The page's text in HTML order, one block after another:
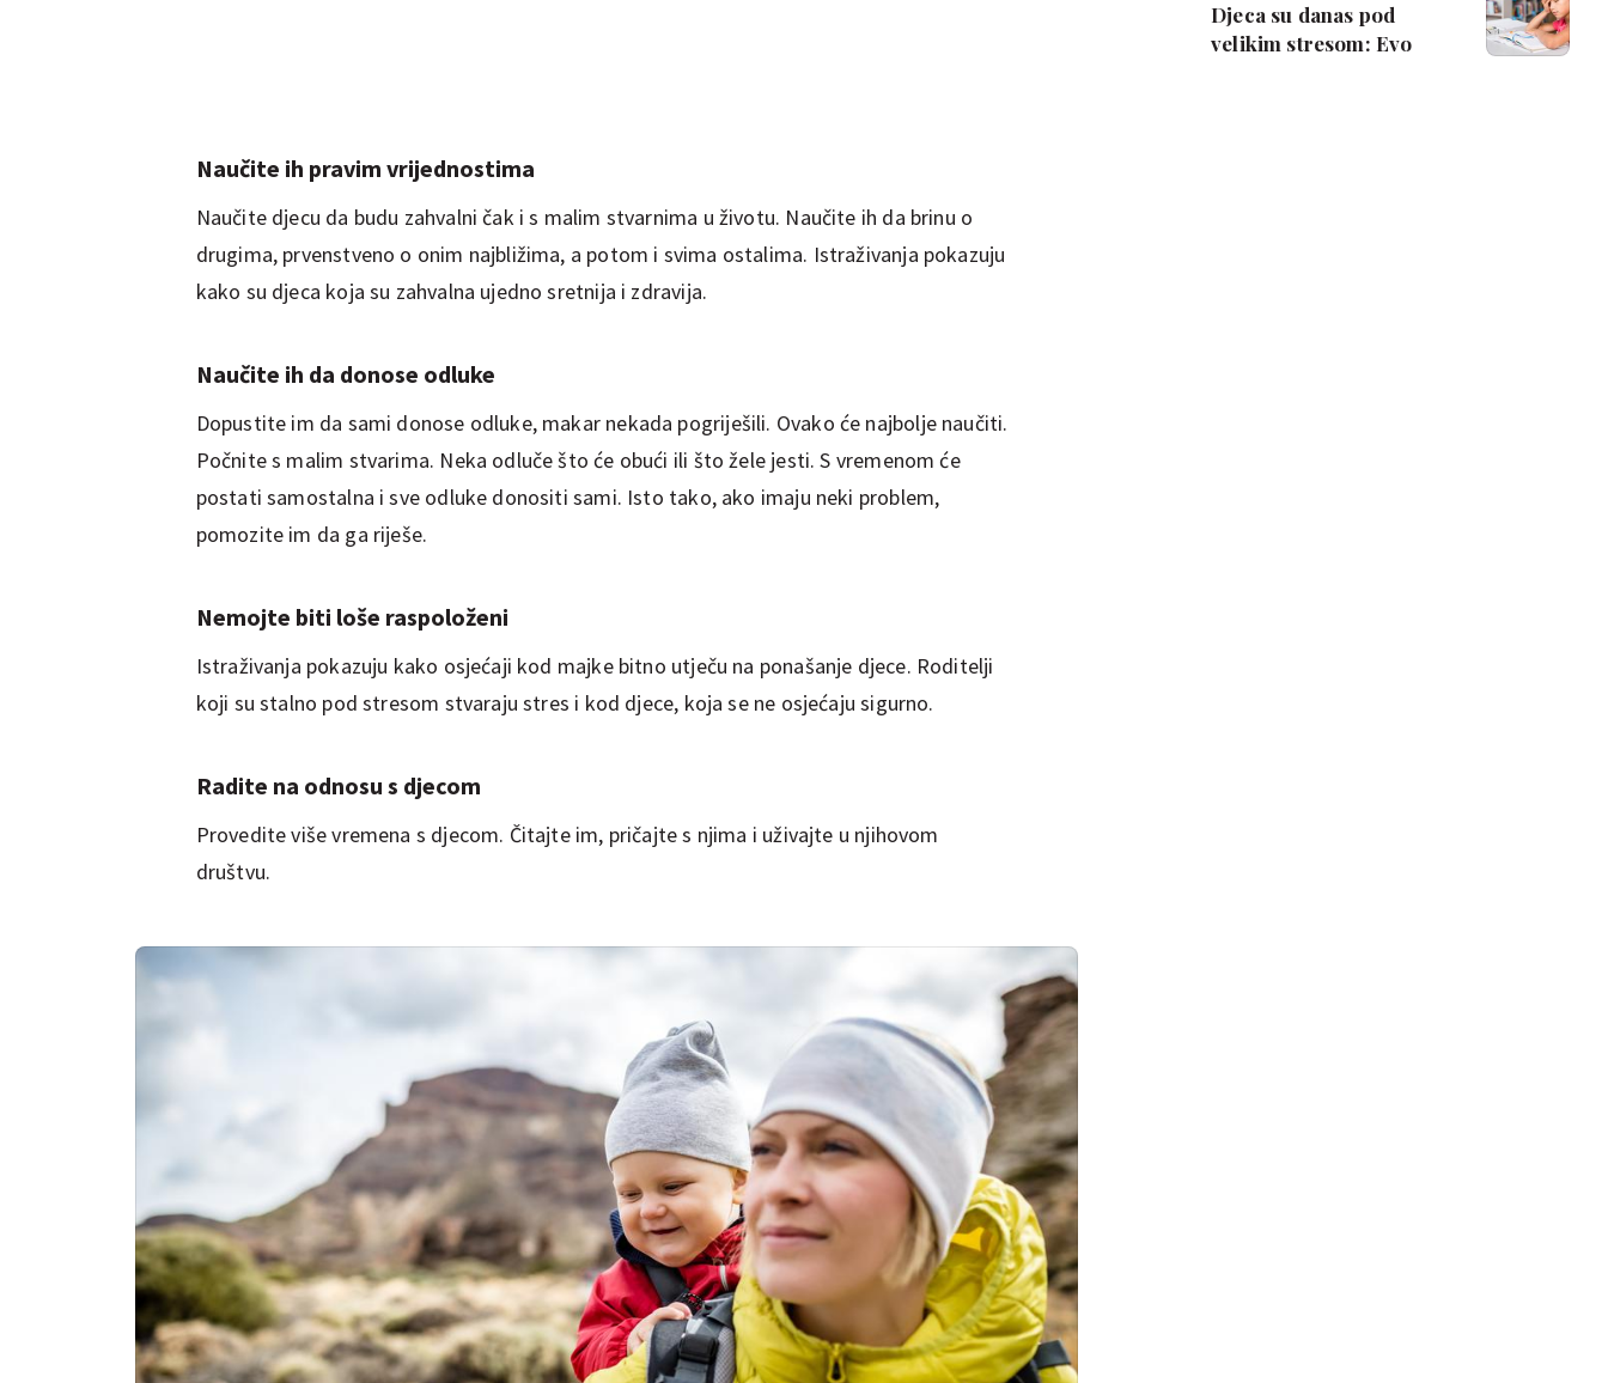
Naučite ih pravim vrijednostima
Naučite djecu da budu zahvalni čak i s malim stvarnima u životu. Naučite ih da brinu o
drugima, prvenstveno o onim najbližima, a potom i svima ostalima. Istraživanja pokazuju
kako su djeca koja su zahvalna ujedno sretnija i zdravija.
Naučite ih da donose odluke
Dopustite im da sami donose odluke, makar nekada pogriješili. Ovako će najbolje naučiti.
Počnite s malim stvarima. Neka odluče što će obući ili što žele jesti. S vremenom će
postati samostalna i sve odluke donositi sami. Isto tako, ako imaju neki problem,
pomozite im da ga riješe.
Nemojte biti loše raspoloženi
Istraživanja pokazuju kako osjećaji kod majke bitno utječu na ponašanje djece. Roditelji
koji su stalno pod stresom stvaraju stres i kod djece, koja se ne osjećaju sigurno.
Radite na odnosu s djecom
Provedite više vremena s djecom. Čitajte im, pričajte s njima i uživajte u njihovom
društvu.
Djeca su danas pod
velikim stresom: Evo